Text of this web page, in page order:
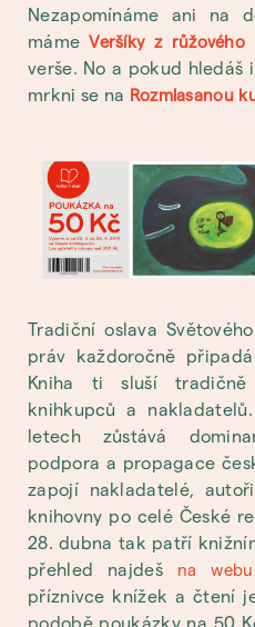
Nezapomínáme ani
mámeVeršíky z růžového
verše. No a pokud hledáš
mrkni se na Rozmlasanou
Tradiční oslava
práv každoročně
Kniha ti sluší tradičně
knihkupců a
letech zůstává
podpora a propagace
zapojí nakladatelé,
knihovny po celé České
28. dubna tak patří
přehled najdeš na
příznivce knížek a čtení
podobě poukázky na 50